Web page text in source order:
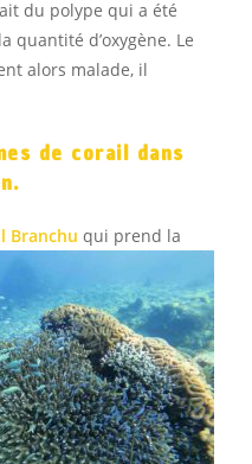
du polype qui a été
quantité d’oxygène. Le
alors malade, il
de corail dans
Branchu qui prend la